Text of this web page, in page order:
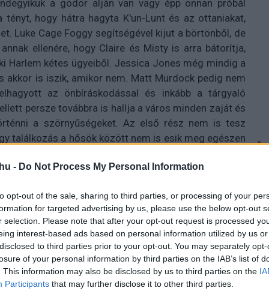
- Do Not Process My Personal Information
opt-out of the sale, sharing to third parties, or processing of your
for targeted advertising by us, please use the below opt-out
selection. Please note that after your opt-out request is processed
interest-based ads based on personal information utilized by us
to third parties prior to your opt-out. You may separately
of your personal information by third parties on the IAB’s list of
This information may also be disclosed by us to third parties on the
Participants that may further disclose it to other third parties.
a gödör alján van vagy épp onnan próbál
hogy hátra hagyta K'un-Lunt és az ottaniakat,
Luke Cage Foggy segítségével kijut a börtönből, de
ellenére, hogy Claire és Misty is arra bátorítja,
Harlem kétes ügyeiből. Jessica Jones még mindig a
akkor is iszik, amikor nem. Matt Murdock pedig nem
az önbíráskodással és inkább a tárgyaló
persze továbbra is hallja a város minden zaját és
a szörnyűségeket. Az első rész nem is tesz
találkozás a hősök között nem is esik meg egészen
sodor a sors. A
szilárd elhatározással akarják megsemmisíteni
ez akár Daredevil és Iron Fist közös kalandja is
nekik van múltjuk vele, mondhatni személyes
véletlen folyamán keverednek bele a dolgokba,
ez a helyes, bár Jessica esetében nem vagyok
be a buliba. Az erejük és hírnevük szerencsére